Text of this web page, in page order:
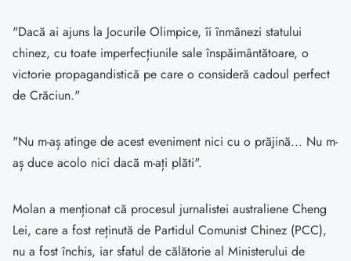
"Dacă ai ajuns la Jocurile Olimpice, îi înmânezi statului
chinez, cu toate imperfecțiunile sale înspăimântătoare, o
victorie propagandistică pe care o consideră cadoul perfect
de Crăciun."
"Nu m-aș atinge de acest eveniment nici cu o prăjină... Nu m-
aș duce acolo nici dacă m-ați plăti".
Molan a menționat că procesul jurnalistei australiene Cheng
Lei, care a fost reținută de Partidul Comunist Chinez (PCC),
nu a fost închis, iar sfatul de călătorie al Ministerului de